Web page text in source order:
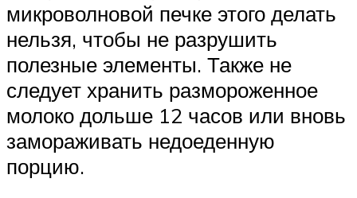
микроволновой печке этого делать
нельзя, чтобы не разрушить
полезные элементы. Также не
следует хранить размороженное
молоко дольше 12 часов или вновь
замораживать недоеденную
порцию.